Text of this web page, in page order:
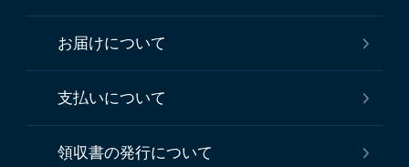
お届けについて
支払いについて
領収書の発行について